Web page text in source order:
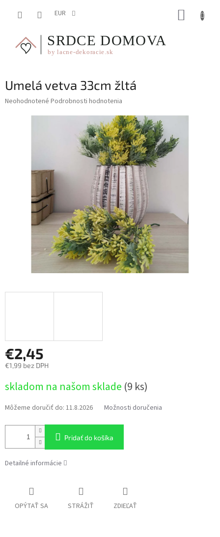
EUR
Umelá vetva 33cm žltá
Priemerné
Neohodnotené Podrobnosti hodnotenia
€2,45
€1,99 bez DPH
cena:
skladom na našom sklade (9 ks)
Môžeme doručiť do: 11.8.2026 Možnosti doručenia
Pridať do košíka
Detailné informácie
OPÝTAŤ SA STRÁŽIŤ ZDIEĽAŤ